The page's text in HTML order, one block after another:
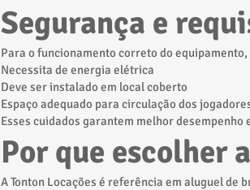
Segurança e
Para o funcionamento correto do
Necessita de energia elétrica
Deve ser instalado em local coberto
Espaço adequado para circulação dos
Esses cuidados garantem melhor desempenho
Por que escolher
A Tonton Locações é referência em aluguel de